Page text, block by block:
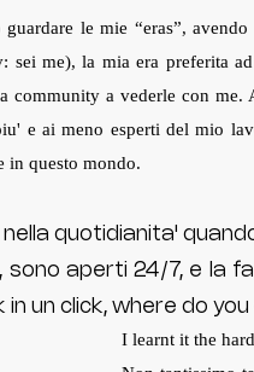
le mie “eras”,
sei me), la mia era preferita
a vederle con me.
e ai meno esperti del mio
in questo mondo.
quotidianita'
sono aperti 24/7, e la
un click, where do
I learnt it the